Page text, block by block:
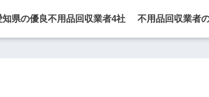
知県の優良不用品回収業者4社 不用品回収業者